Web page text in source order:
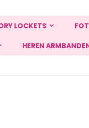
LOCKETS
HEREN